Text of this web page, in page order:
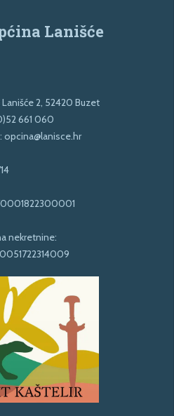
Lanišće
2, 52420 Buzet
661 060
opcina@lanisce.hr
nekretnine: